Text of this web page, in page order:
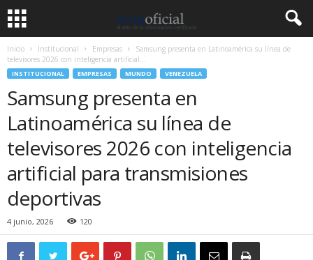
Inicio Institucional Empresas
Samsung presenta en Latinoamérica su línea de
televisores 2026 con inteligencia artificial...
INSTITUCIONAL EMPRESAS MUNDO VENEZUELA
Samsung presenta en
Latinoamérica su línea de
televisores 2026 con inteligencia
artificial para transmisiones
deportivas
4 junio, 2026 120